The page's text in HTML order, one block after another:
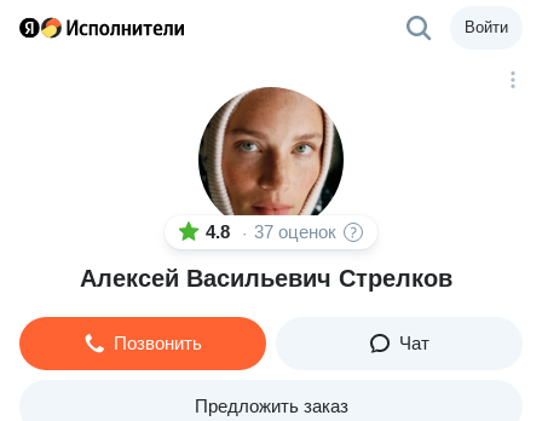
Войти
4.8 · 37 оценок
Алексей Васильевич Стрелков
Позвонить Чат
Предложить заказ